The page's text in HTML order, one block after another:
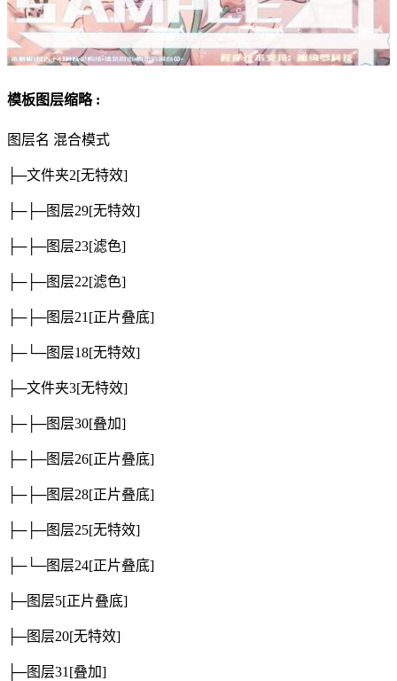
模板图层缩略 :
图层名 混合模式
├─文件夹2[无特效]
├─├─图层29[无特效]
├─├─图层23[滤色]
├─├─图层22[滤色]
├─├─图层21[正片叠底]
├─└─图层18[无特效]
├─文件夹3[无特效]
├─├─图层30[叠加]
├─├─图层26[正片叠底]
├─├─图层28[正片叠底]
├─├─图层25[无特效]
├─└─图层24[正片叠底]
├─图层5[正片叠底]
├─图层20[无特效]
├─图层31[叠加]